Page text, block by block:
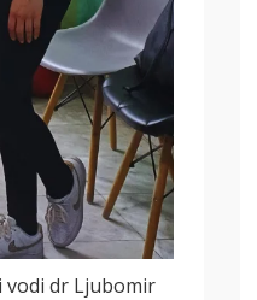
vodi dr Ljubomir